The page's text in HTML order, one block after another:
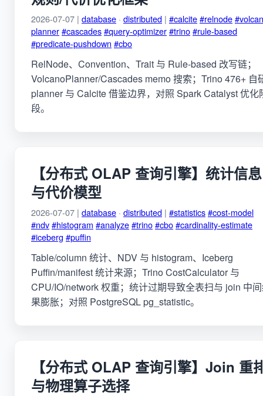
2026-07-07 | database · distributed | #calcite#relnode
planner#cascades#query-optimizer#trino#rule-based
#predicate-pushdown #cbo
RelNode、Convention、Trait 与 Rule-based 改写链；
VolcanoPlanner/Cascades memo 搜索；Trino 476+ 自
planner 与 Calcite 借鉴边界，对照 Spark Catalyst 优化
段。
【分布式 OLAP 查询引擎】统计信息
与代价模型
2026-07-07 | database · distributed | #statistics#cost-model
#ndv#histogram #analyze#trino#cbo#cardinality-estimate
#iceberg #puffin
Table/column 统计、NDV 与 histogram、Iceberg
Puffin/manifest 统计来源；Trino CostCalculator 与
CPU/IO/network 权重；统计过期导致全表扫与 join 中
果膨胀；对照 PostgreSQL pg_statistic。
【分布式 OLAP 查询引擎】Join 重
与物理算子选择